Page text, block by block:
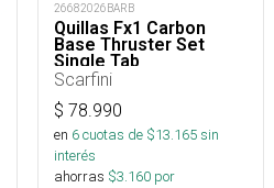
26682026BARB
Quillas Fx1 Carbon
Base Thruster Set
Single Tab
Scarfini
$ 78.990
en 6cuotas de $13.165sin
interés
ahorras $3.160 por